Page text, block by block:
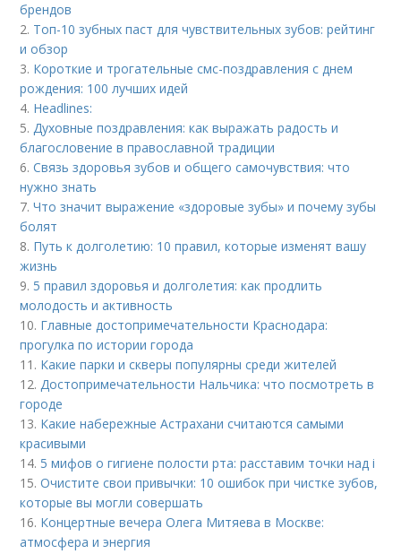
брендов
2. Топ-10 зубных паст для чувствительных зубов: рейтинг
и обзор
3. Короткие и трогательные смс-поздравления с днем
рождения: 100 лучших идей
4. Headlines:
5.Духовные поздравления: как выражать радость и
благословение в православной традиции
6.Связь здоровья зубов и общего самочувствия: что
нужно знать
7.Что значит выражение «здоровые зубы» и почему зубы
болят
8. Путь к долголетию: 10 правил, которые изменят вашу
жизнь
9. 5 правил здоровья и долголетия: как продлить
молодость и активность
10. Главные достопримечательности Краснодара:
прогулка по истории города
11. Какие парки и скверы популярны среди жителей
12.Достопримечательности Нальчика: что посмотреть в
городе
13. Какие набережные Астрахани считаются самыми
красивыми
14. 5 мифов о гигиене полости рта: расставим точки над i
15.Очистите свои привычки: 10 ошибок при чистке зубов,
которые вы могли совершать
16. Концертные вечера Олега Митяева в Москве:
атмосфера и энергия